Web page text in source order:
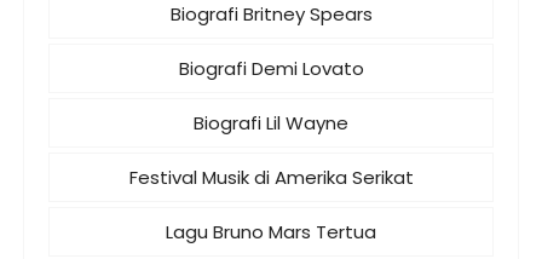
Biografi Britney Spears
Biografi Demi Lovato
Biografi Lil Wayne
Festival Musik di Amerika Serikat
Lagu Bruno Mars Tertua